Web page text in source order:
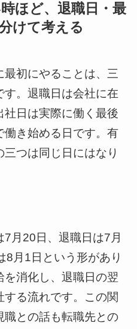
ほど、退職日・最
けて考える
初にやることは、三
す。退職日は会社に在
日は実際に働く最後
働き始める日です。有
つは同じ日にはなり
月20日、退職日は7月
8月1日という形があり
を消化し、退職日の翌
する流れです。この関
職との話も転職先との